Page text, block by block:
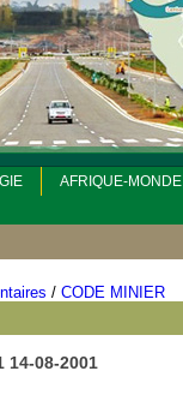
AFRIQUE-MONDE
/ CODE MINIER
14-08-2001